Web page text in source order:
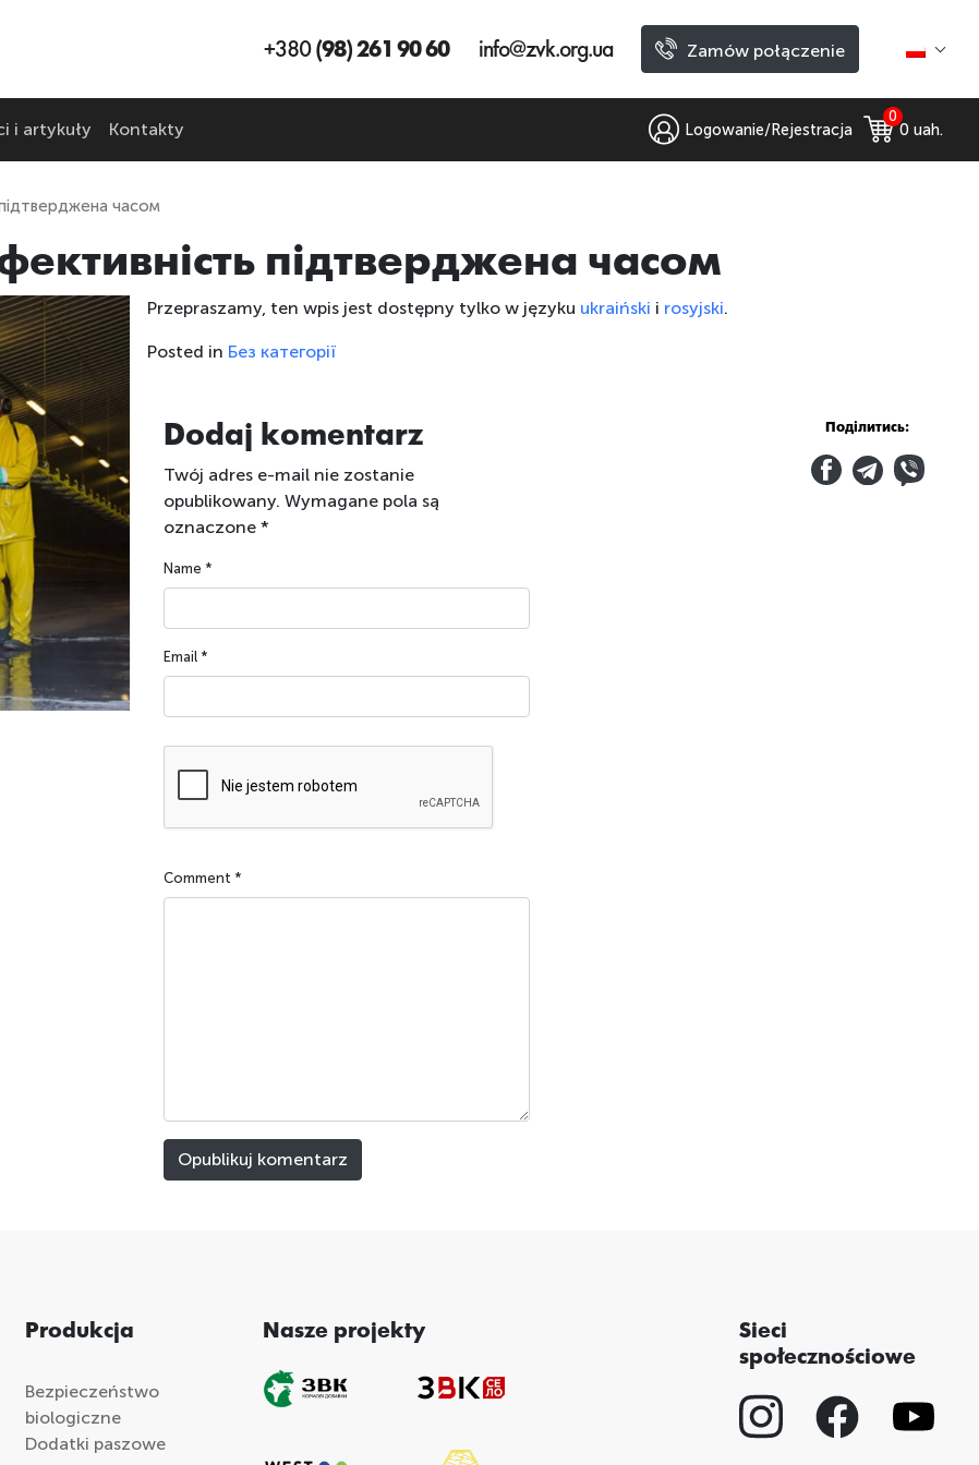
+380(98) 261 90 60 info@zvk.org.ua Zamów połączenie
i artykuły Kontakty Logowanie/Rejestracja
0
0 uah.
часом
підтверджена часом
Przepraszamy, ten wpis jest dostępny tylko w języku ukraiński i rosyjski.
Posted in Без категорії
Dodaj komentarz
Twój adres e-mail nie zostanie
opublikowany. Wymagane pola są
oznaczone*
Name *
Email *
Comment *
Поділитись:
Produkcja
Bezpieczeństwo
biologiczne
Dodatki paszowe
Nasze projekty
Sieci
społecznościowe